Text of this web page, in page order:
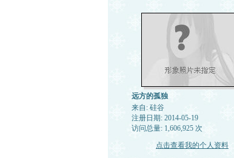
远方的孤独
来自: 硅谷
注册日期: 2014-05-19
访问总量: 1,606,925 次
点击查看我的个人资料